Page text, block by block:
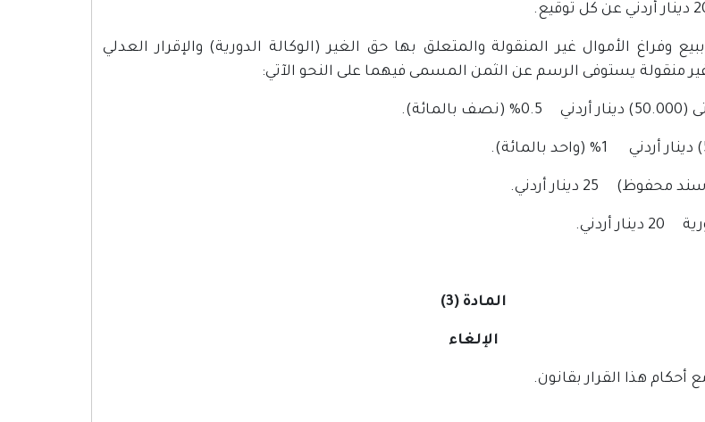
وفراغ الأموال غير المنقولة والمتعلق بها حق الغير (الوكالة الدورية) والإقرار العدلي
منقولة يستوفى الرسم عن الثمن المسمى فيهما على النحو الآتي:
المادة (3)
الإلغاء
هذا القرار بقانون.